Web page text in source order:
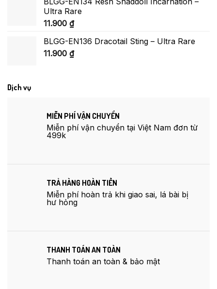
Ultra Rare
11.900 ₫
BLGG-EN136 Dracotail Sting – Ultra Rare
11.900 ₫
Dịch vụ
MIỄN PHÍ VẬN CHUYỂN
Miễn phí vận chuyển tại Việt Nam đơn từ
499k
TRẢ HÀNG HOÀN TIỀN
Miễn phí hoàn trả khi giao sai, lá bài bị
hư hỏng
THANH TOÁN AN TOÀN
Thanh toán an toàn & bảo mật